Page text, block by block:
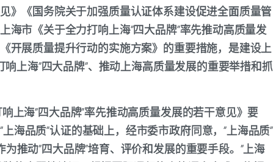
》《国务院关于加强质量认证体系建设促进全面质量管
海市《关于全力打响上海“四大品牌”率先推动高质量发
开展质量提升行动的实施方案》的重要措施，是建设上
响上海“四大品牌”、推动上海高质量发展的重要举措和抓
上海“四大品牌”率先推动高质量发展的若干意见》要
海品质”认证的基础上，经市委市政府同意，“上海品质”
推动“四大品牌”培育、评价和发展的重要手段。“上海